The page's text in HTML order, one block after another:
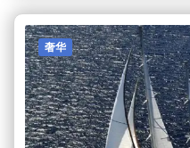
奢华